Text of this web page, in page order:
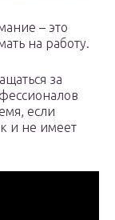
– это
на работу.
за
если
и не имеет